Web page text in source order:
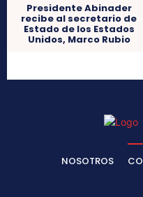
Presidente Abinader
recibe al secretario de
Estado de los Estados
Unidos, Marco Rubio
NOSOTROS